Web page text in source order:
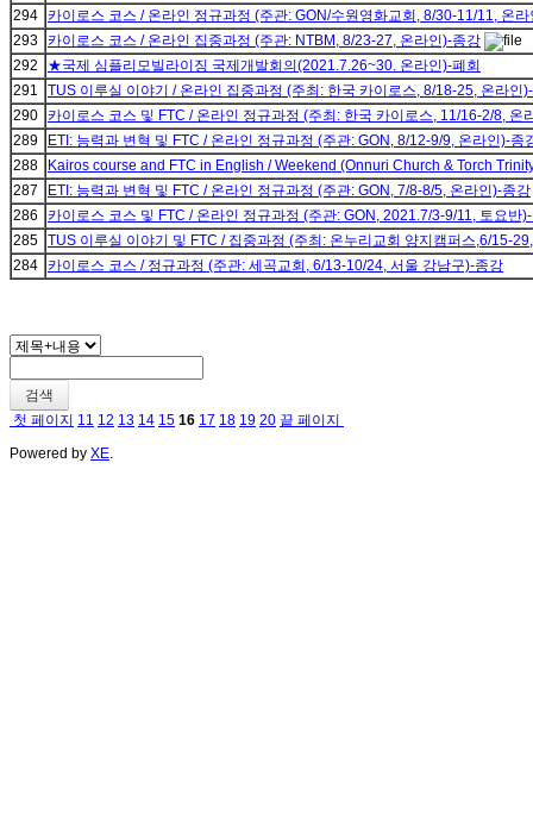
294 카이로스 코스 / 온라인 정규과정 (주관: GON/수원영화교회, 8/30-11/11, 온
293 카이로스 코스 / 온라인 집중과정 (주관: NTBM, 8/23-27, 온라인)-종강
292
★국제 심플리모빌라이징 국제개발회의(2021.7.26~30. 온라인)-폐회
291
TUS 이루실 이야기 / 온라인 집중과정 (주최: 한국 카이로스, 8/18-25, 온라인
290 카이로스 코스 및 FTC / 온라인 정규과정 (주최: 한국 카이로스, 11/16-2/8, 온
289
ETI: 능력과 변혁 및 FTC / 온라인 정규과정 (주관: GON, 8/12-9/9, 온라인)-종
288
Kairos course and FTC in English / Weekend (Onnuri Church & Torch
287
ETI: 능력과 변혁 및 FTC / 온라인 정규과정 (주관: GON, 7/8-8/5, 온라인)-종강
286
카이로스 코스 및 FTC / 온라인 정규과정 (주관: GON, 2021.7/3-9/11, 토요반
285 TUS 이루실 이야기 및 FTC / 집중과정 (주최: 온누리교회 양지캠퍼스,6/15-
284 카이로스 코스 / 정규과정 (주관: 세곡교회, 6/13-10/24, 서울 강남구)-종강
검색
첫 페이지 11 12 13 14 15 16 17 18 19 20 끝 페이지
Powered by XE